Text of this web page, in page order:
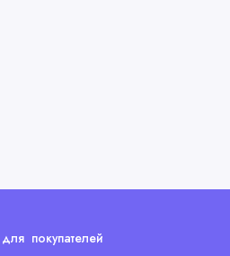
покупателей